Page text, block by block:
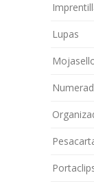
Lupas